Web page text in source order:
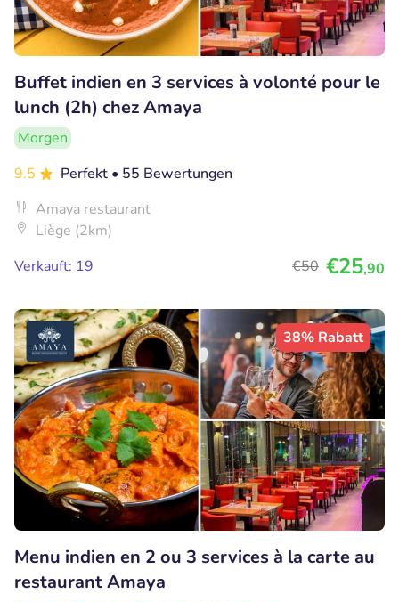
Buffet indien en 3 services à volonté pour le
lunch (2h) chez Amaya
Morgen
9.5
Perfekt • 55 Bewertungen
Amaya restaurant
Liège (2km)
Verkauft: 19
€50 €25,90
38% Rabatt
Menu indien en 2 ou 3 services à la carte au
restaurant Amaya